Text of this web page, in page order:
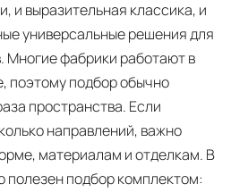
и выразительная классика, и
универсальные решения для
Многие фабрики работают в
поэтому подбор обычно
пространства. Если
направлений, важно
материалам и отделкам. В
полезен подбор комплектом: